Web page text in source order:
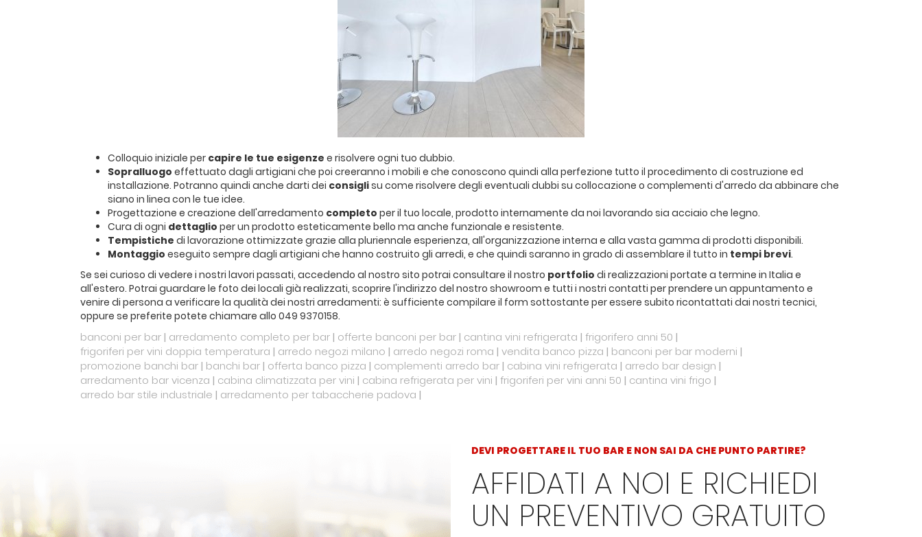
Colloquio iniziale per capire le tue esigenze e risolvere ogni tuo dubbio.
Sopralluogo effettuato dagli artigiani che poi creeranno i mobili e che conoscono quindi alla perfezione tutto il procedimento di costruzione ed
installazione. Potranno quindi anche darti dei consiglisu come risolvere degli eventuali dubbi su collocazione o complementi d'arredo da abbinare che
siano in linea con le tue idee.
Progettazione e creazione dell'arredamento completo per il tuo locale, prodotto internamente da noi lavorando sia acciaio che legno.
Cura di ogni dettaglio per un prodotto esteticamente bello ma anche funzionale e resistente.
Tempistiche di lavorazione ottimizzate grazie alla pluriennale esperienza, all'organizzazione interna e alla vasta gamma di prodotti disponibili.
Montaggio eseguito sempre dagli artigiani che hanno costruito gli arredi, e che quindi saranno in grado di assemblare il tutto in tempi brevi.
Se sei curioso di vedere i nostri lavori passati, accedendo al nostro sito potrai consultare il nostro portfolio di realizzazioni portate a termine in Italia e
all'estero. Potrai guardare le foto dei locali già realizzati, scoprire l'indirizzo del nostro showroom e tutti i nostri contatti per prendere un appuntamento e
venire di persona a verificare la qualità dei nostri arredamenti: è sufficiente compilare il form sottostante per essere subito ricontattati dai nostri tecnici,
oppure se preferite potete chiamare allo 049 9370158.
banconi per bar| arredamento completo per bar| offerte banconi per bar| cantina vini refrigerata | frigorifero anni 50 |
frigoriferi per vini doppia temperatura | arredo negozi milano | arredo negozi roma | vendita banco pizza | banconi per bar moderni |
promozione banchi bar| banchi bar| offerta banco pizza | complementi arredo bar| cabina vini refrigerata | arredo bar design |
arredamento bar vicenza | cabina climatizzata per vini | cabina refrigerata per vini | frigoriferi per vini anni 50 | cantina vini frigo |
arredo bar stile industriale | arredamento per tabaccherie padova |
DEVI PROGETTARE IL TUO BAR E NON SAI DA CHE PUNTO PARTIRE?
AFFIDATI A NOI E RICHIEDI
UN PREVENTIVO GRATUITO